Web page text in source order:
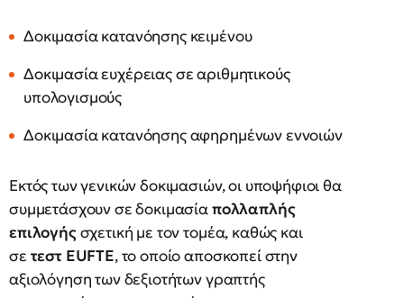
Δοκιμασία κατανόησης κειμένου
Δοκιμασία ευχέρειας σε αριθμητικούς
υπολογισμούς
Δοκιμασία κατανόησης αφηρημένων εννοιών
Εκτός των γενικών δοκιμασιών, οι υποψήφιοι θα
συμμετάσχουν σε δοκιμασίαπολλαπλής
επιλογήςσχετική με τον τομέα, καθώς και
σε τεστ EUFTE, το οποίο αποσκοπεί στην
αξιολόγηση των δεξιοτήτων γραπτής